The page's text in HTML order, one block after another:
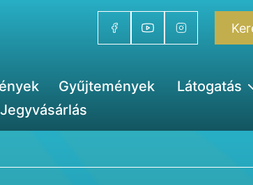
Gyűjtemények Látogatás
Jegyvásárlás